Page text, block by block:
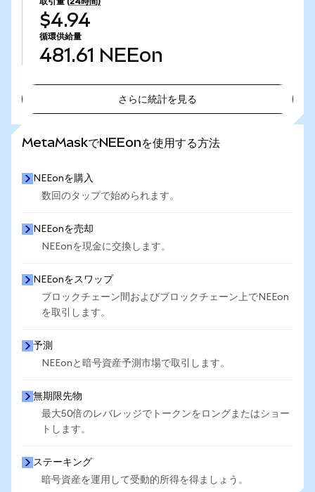
$4.94
循環供給量
481.61 NEEon
さらに統計を見る
MetaMaskでNEEonを使用する方法
NEEonを購入
数回のタップで始められます。
NEEonを売却
NEEonを現金に交換します。
NEEonをスワップ
ブロックチェーン間およびブロックチェーン上でNEEon
を取引します。
予測
NEEonと暗号資産予測市場で取引します。
無期限先物
最大50倍のレバレッジでトークンをロングまたはショー
トします。
ステーキング
暗号資産を運用して受動的所得を得ましょう。